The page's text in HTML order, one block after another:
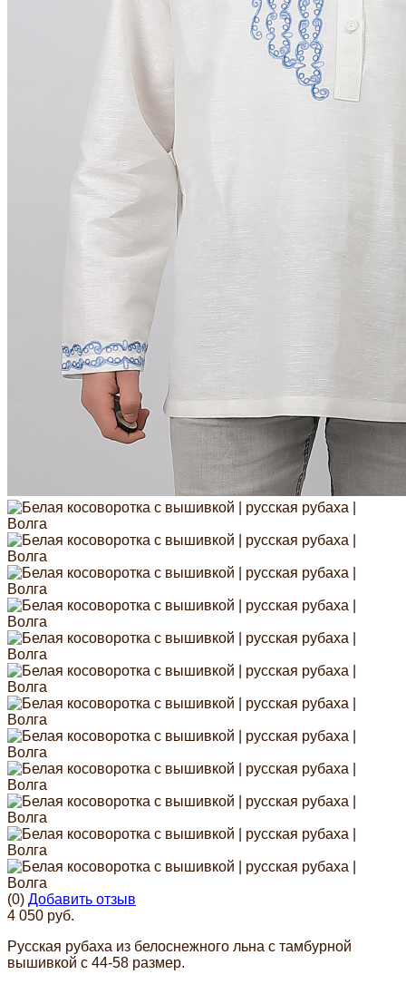
Короба подарочные
Куклы, мягкие игрушки из льна
Платочки в карман пиджака
Прихватки для кухни
Прихватка варежка
Стельки
Фартуки женские
Чайницы-грелки
Фартуки мужские для кухни
Рушники свадебные | для каравая | венчания |
пасхальные
Новый год | Новогодний декор
Детские наборы для творчества
8 марта | тематический раздел
(0) Добавить отзыв
4 050 руб.
Русская рубаха из белоснежного льна с тамбурной
вышивкой с 44-58 размер.